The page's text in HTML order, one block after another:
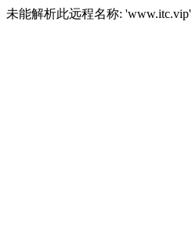
未能解析此远程名称: 'www.itc.vip'